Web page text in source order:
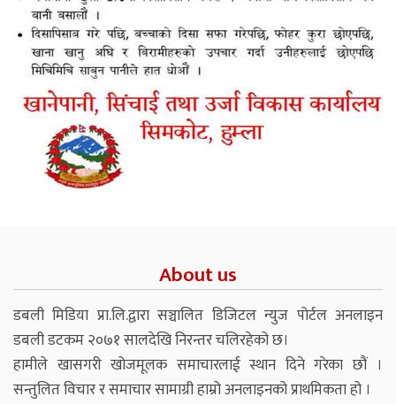
About us
डबली मिडिया प्रा.लि.द्वारा सञ्चालित डिजिटल न्युज पोर्टल अनलाइन
डबली डटकम २०७१ सालदेखि निरन्तर चलिरहेको छ।
हामीले खासगरी खोजमूलक समाचारलाई स्थान दिने गरेका छौं ।
सन्तुलित विचार र समाचार सामाग्री हाम्रो अनलाइनको प्राथमिकता हो ।